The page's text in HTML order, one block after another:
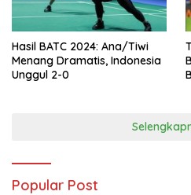
Hasil BATC 2024: Ana/Tiwi
Menang Dramatis, Indonesia
Unggul 2-0
Popular Post